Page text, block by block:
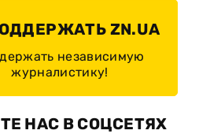
ZN.UA
независимую
журналистику!
НАС В СОЦСЕТЯХ